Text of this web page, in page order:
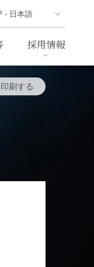
採用情報
印刷する